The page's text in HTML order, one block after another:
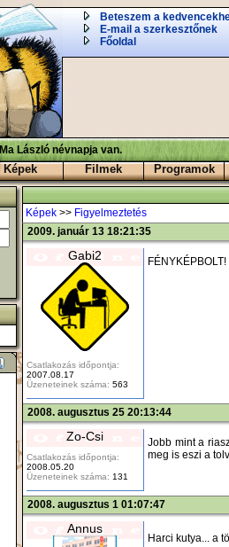
Beteszem a
E-mail a szerkesztőnek
Főoldal
Ma László névnapja van.
Képek Filmek Programok
Képek >> Figyelmeztetés
2009. január 13 18:21:35
Gabi2
Csatlakozás időpontja:
2007.08.17
Üzeneteinek száma: 563
2008. augusztus 25 20:13:44
Zo-Csi
Csatlakozás időpontja:
2008.05.20
Üzeneteinek száma: 131
Jobb mint a
meg is eszi a
2008. augusztus 1 01:07:47
Annus
Harci kutya... a